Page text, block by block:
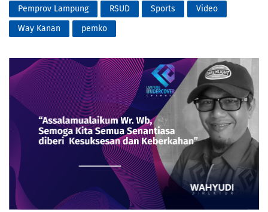
Pemprov Lampung
RSUD Sports
Video
Way Kanan
pemko